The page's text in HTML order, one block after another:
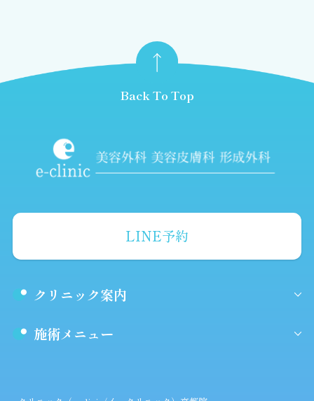
LINE予約
クリニック案内
施術メニュー
Back To Top